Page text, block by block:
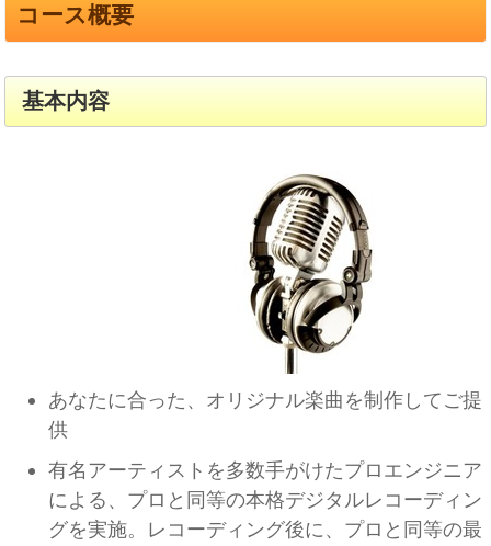
コース概要
基本内容
あなたに合った、オリジナル楽曲を制作してご提
供
有名アーティストを多数手がけたプロエンジニア
による、プロと同等の本格デジタルレコーディン
グを実施。レコーディング後に、プロと同等の最